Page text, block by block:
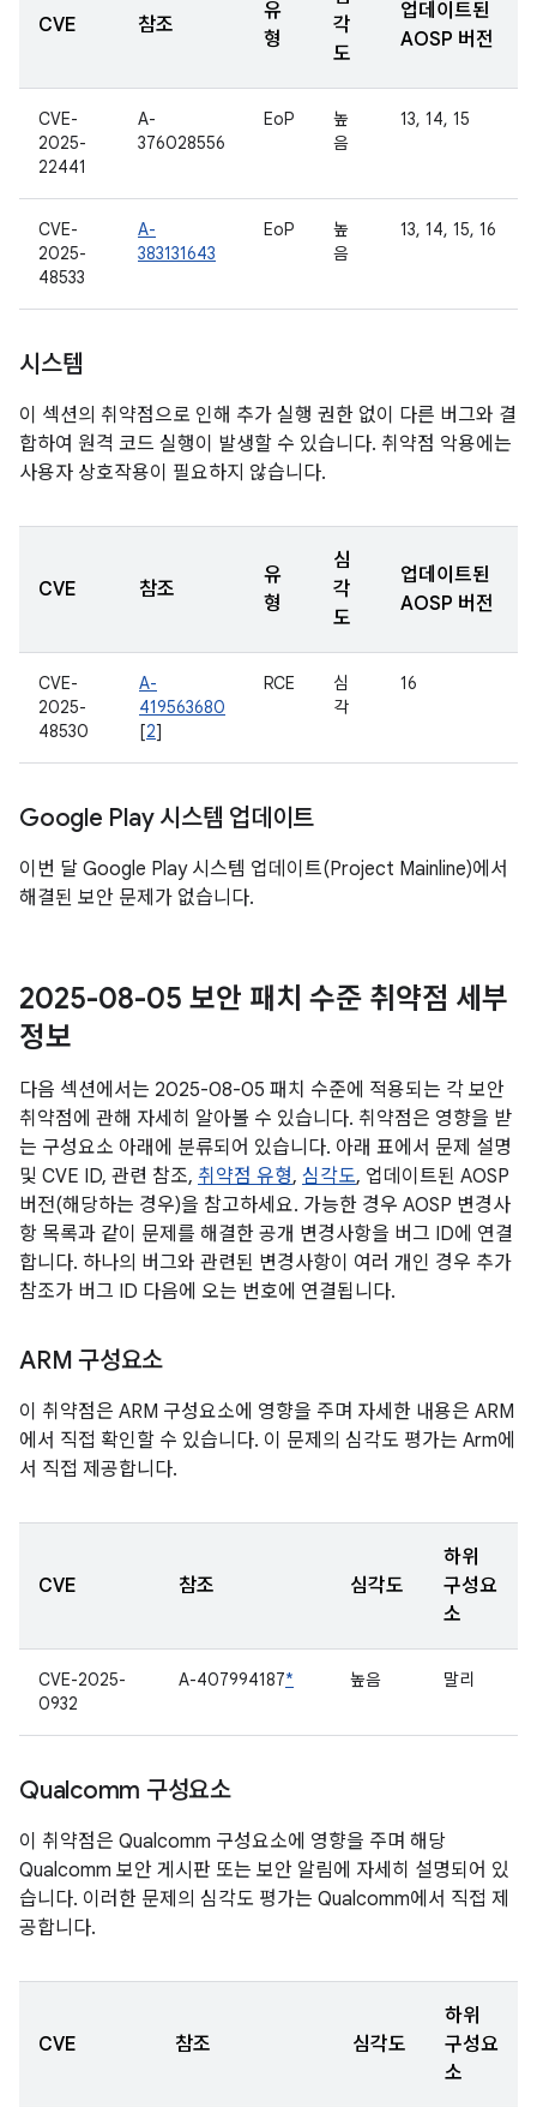
CVE 참조
유
형
각
도
업데이트된
AOSP 버전
CVE-
2025-
22441
A-
376028556
EoP
높
음
13, 14, 15
CVE-
2025-
48533
A-
383131643
EoP
높
음
13, 14, 15, 16
시스템
이 섹션의 취약점으로 인해 추가 실행 권한 없이 다른 버그와 결
합하여 원격 코드 실행이 발생할 수 있습니다. 취약점 악용에는
사용자 상호작용이 필요하지 않습니다.
CVE 참조
유
형
심
각
도
업데이트된
AOSP 버전
CVE-
2025-
48530
A-
419563680
[2]
RCE
심
각
16
Google Play 시스템 업데이트
이번 달 Google Play 시스템 업데이트(Project Mainline)에서
해결된 보안 문제가 없습니다.
2025-08-05 보안 패치 수준 취약점 세부
정보
다음 섹션에서는 2025-08-05 패치 수준에 적용되는 각 보안
취약점에 관해 자세히 알아볼 수 있습니다. 취약점은 영향을 받
는 구성요소 아래에 분류되어 있습니다. 아래 표에서 문제 설명
및 CVE ID, 관련 참조, 취약점 유형, 심각도, 업데이트된 AOSP
버전(해당하는 경우)을 참고하세요. 가능한 경우 AOSP 변경사
항 목록과 같이 문제를 해결한 공개 변경사항을 버그 ID에 연결
합니다. 하나의 버그와 관련된 변경사항이 여러 개인 경우 추가
참조가 버그 ID 다음에 오는 번호에 연결됩니다.
ARM 구성요소
이 취약점은 ARM 구성요소에 영향을 주며 자세한 내용은 ARM
에서 직접 확인할 수 있습니다. 이 문제의 심각도 평가는 Arm에
서 직접 제공합니다.
CVE 참조 심각도
하위
구성요
소
CVE-2025-
0932
A-407994187* 높음 말리
Qualcomm 구성요소
이 취약점은 Qualcomm 구성요소에 영향을 주며 해당
Qualcomm 보안 게시판 또는 보안 알림에 자세히 설명되어 있
습니다. 이러한 문제의 심각도 평가는 Qualcomm에서 직접 제
공합니다.
CVE 참조 심각도
하위
구성요
소